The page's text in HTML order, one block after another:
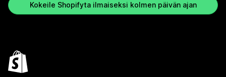
Kokeile Shopifyta ilmaiseksi kolmen päivän ajan